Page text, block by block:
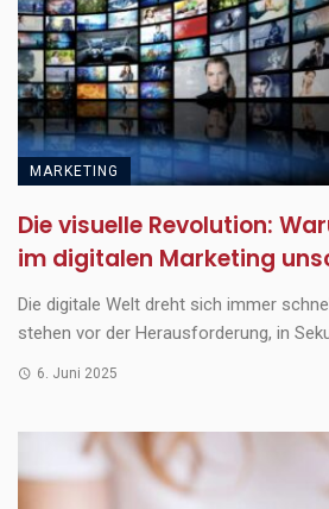
MARKETING
Die visuelle Revolution:
im digitalen Marketing
Die digitale Welt dreht sich immer
stehen vor der Herausforderung, in
6. Juni 2025